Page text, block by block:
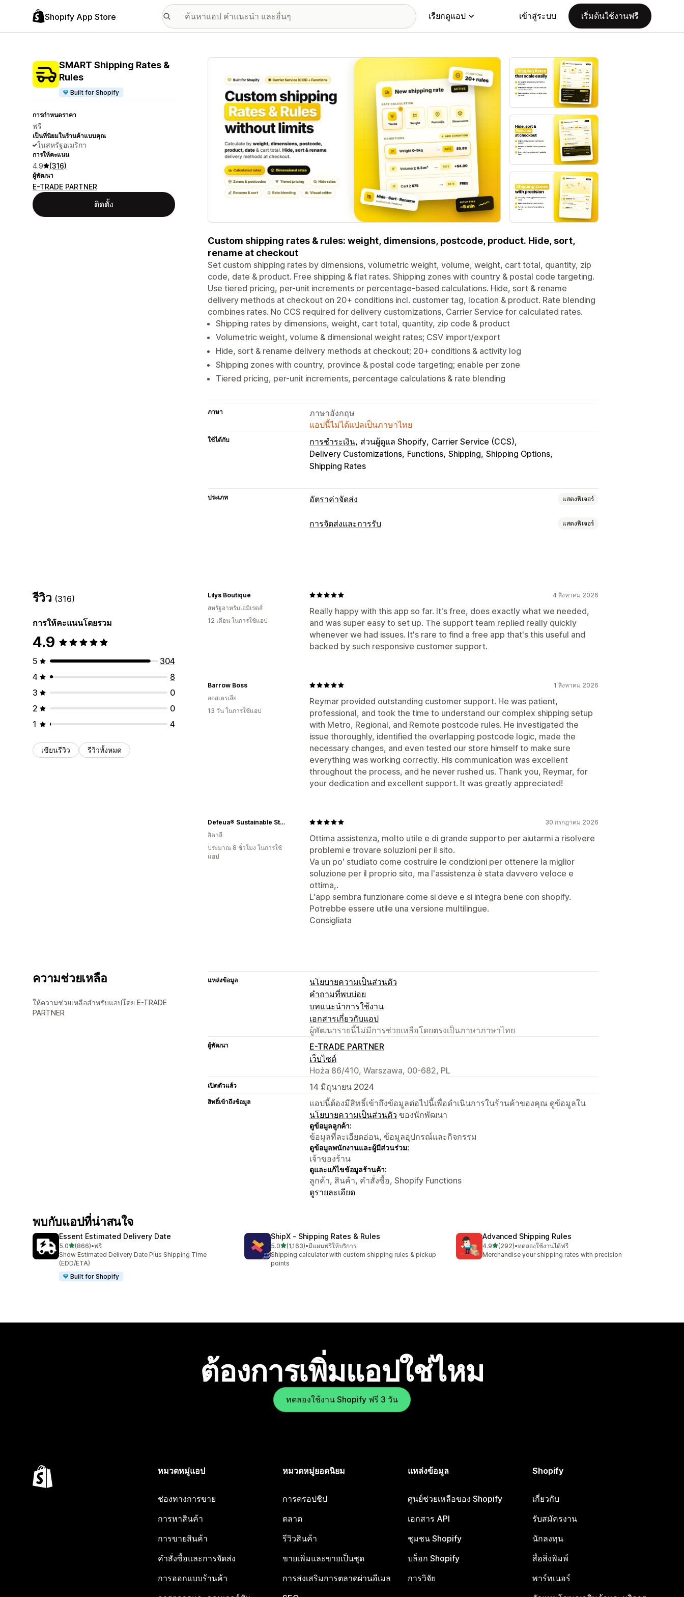
Shopify App Store เรียกดูแอป เข้าสู่ระบบ เริ่มต้นใช้งานฟรี
SMART Shipping Rates &
Rules
Built for Shopify
การกำหนดราคา
ฟรี
เป็นที่นิยมในร้านค้าแบบคุณ
ในสหรัฐอเมริกา
การให้คะแนน
4.9 (316)
ผู้พัฒนา
E-TRADE PARTNER
ติดตั้ง
แกลเลอรีรูปภาพที่แสดง
Custom shipping rates & rules: weight, dimensions, postcode, product. Hide, sort,
rename at checkout
Set custom shipping rates by dimensions, volumetric weight, volume, weight, cart total, quantity, zip
code, date & product. Free shipping & flat rates. Shipping zones with country & postal code targeting.
Use tiered pricing, per-unit increments or percentage-based calculations. Hide, sort & rename
delivery methods at checkout on 20+ conditions incl. customer tag, location & product. Rate blending
combines rates. No CCS required for delivery customizations, Carrier Service for calculated rates.
Shipping rates by dimensions, weight, cart total, quantity, zip code & product
Volumetric weight, volume & dimensional weight rates; CSV import/export
Hide, sort & rename delivery methods at checkout; 20+ conditions & activity log
Shipping zones with country, province & postal code targeting; enable per zone
Tiered pricing, per-unit increments, percentage calculations & rate blending
ภาษา
ภาษาอังกฤษ
แอปนี้ไม่ได้แปลเป็นภาษาไทย
ใช้ได้กับ การชำระเงิน ส่วนผู้ดูแล Shopify Carrier Service (CCS)
Delivery Customizations Functions Shipping Shipping Options
Shipping Rates
ประเภท อัตราค่าจัดส่ง แสดงฟีเจอร์
การคำนวณอัตราราคา
ข้อจำกัดคำสั่งซื้อ
ซ่อนอัตราราคา
จัดอันดับอัตราราคาใหม่
ตำแหน่งทางภูมิศาสตร์ หลายภาษา หลายสกุลเงิน
กฎที่กำหนดเอง
การจัดส่งและการรับ แสดงฟีเจอร์
ตัวเลือกการรับสินค้า
ในร้านค้า หลายตำแหน่งที่ตั้ง เวลาเตรียมตัว ข้อจำกัดคำสั่งซื้อ การกำหนดเวลา
รีวิว (316)
การให้คะแนนโดยรวม
4.9
5
304
4
8
3
0
2
0
1
4
เขียนรีวิว รีวิวทั้งหมด
4 สิงหาคม 2026
Really happy with this app so far. It's free, does exactly what we needed,
and was super easy to set up. The support team replied really quickly
whenever we had issues. It's rare to find a free app that's this useful and
backed by such responsive customer support.
Lilys Boutique
สหรัฐอาหรับเอมิเรตส์
12 เดือน ในการใช้แอป
1 สิงหาคม 2026
Reymar provided outstanding customer support. He was patient,
professional, and took the time to understand our complex shipping setup
with Metro, Regional, and Remote postcode rules. He investigated the
issue thoroughly, identified the overlapping postcode logic, made the
necessary changes, and even tested our store himself to make sure
everything was working correctly. His communication was excellent
throughout the process, and he never rushed us. Thank you, Reymar, for
your dedication and excellent support. It was greatly appreciated!
Barrow Boss
ออสเตรเลีย
13 วัน ในการใช้แอป
30 กรกฎาคม 2026
Ottima assistenza, molto utile e di grande supporto per aiutarmi a risolvere
problemi e trovare soluzioni per il sito.
Va un po' studiato come costruire le condizioni per ottenere la miglior
soluzione per il proprio sito, ma l'assistenza è stata davvero veloce e
ottima,.
L'app sembra funzionare come si deve e si integra bene con shopify.
Potrebbe essere utile una versione multilingue.
Consigliata
Defeua® Sustainable Streetwear
อิตาลี
ประมาณ 8 ชั่วโมง ในการใช้
แอป
ความช่วยเหลือ
ให้ความช่วยเหลือสำหรับแอปโดย E-TRADE
PARTNER
แหล่งข้อมูล
นโยบายความเป็นส่วนตัว
คำถามที่พบบ่อย
บทแนะนำการใช้งาน
เอกสารเกี่ยวกับแอป
ผู้พัฒนารายนี้ไม่มีการช่วยเหลือโดยตรงเป็นภาษาภาษาไทย
ผู้พัฒนา
E-TRADE PARTNER
เว็บไซต์
Hoża 86/410, Warszawa, 00-682, PL
เปิดตัวแล้ว 14 มิถุนายน 2024
สิทธิ์เข้าถึงข้อมูล
แอปนี้ต้องมีสิทธิ์เข้าถึงข้อมูลต่อไปนี้เพื่อดำเนินการในร้านค้าของคุณ ดูข้อมูลใน
นโยบายความเป็นส่วนตัว ของนักพัฒนา
ดูข้อมูลลูกค้า:
ข้อมูลที่ละเอียดอ่อน, ข้อมูลอุปกรณ์และกิจกรรม
ดูข้อมูลพนักงานและผู้มีส่วนร่วม:
เจ้าของร้าน
ดูและแก้ไขข้อมูลร้านค้า:
ลูกค้า, สินค้า, คำสั่งซื้อ, Shopify Functions
ดูรายละเอียด
พบกับแอปที่น่าสนใจ
Essent Estimated Delivery Date
5.0เต็ม 5 ดาว
(866)
ทั้งหมด 866 รีวิว
•ฟรี
Show Estimated Delivery Date Plus Shipping Time
(EDD/ETA)
Built for Shopify
ShipX ‑ Shipping Rates & Rules
5.0เต็ม 5 ดาว
(1,163)
ทั้งหมด 1163 รีวิว
•มีแผนฟรีให้บริการ
Shipping calculator with custom shipping rules & pickup
points
Advanced Shipping Rules
4.9เต็ม 5 ดาว
(292)
ทั้งหมด 292 รีวิว
•ทดลองใช้งานได้ฟรี
Merchandise your shipping rates with precision
ต้องการเพิ่มแอปใช่ไหม
ทดลองใช้งาน Shopify ฟรี 3 วัน
หมวดหมู่แอป
ช่องทางการขาย
การหาสินค้า
การขายสินค้า
คำสั่งซื้อและการจัดส่ง
การออกแบบร้านค้า
หมวดหมู่ยอดนิยม
การดรอปชิป
ตลาด
รีวิวสินค้า
ขายเพิ่มและขายเป็นชุด
การส่งเสริมการตลาดผ่านอีเมล
แหล่งข้อมูล
ศูนย์ช่วยเหลือของ Shopify
เอกสาร API
ชุมชน Shopify
บล็อก Shopify
การวิจัย
Shopify
เกี่ยวกับ
รับสมัครงาน
นักลงทุน
สื่อสิ่งพิมพ์
พาร์ทเนอร์